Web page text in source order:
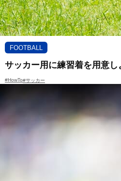
FOOTBALL
サッカー用に練習着を用意
#HowTo#サッカー